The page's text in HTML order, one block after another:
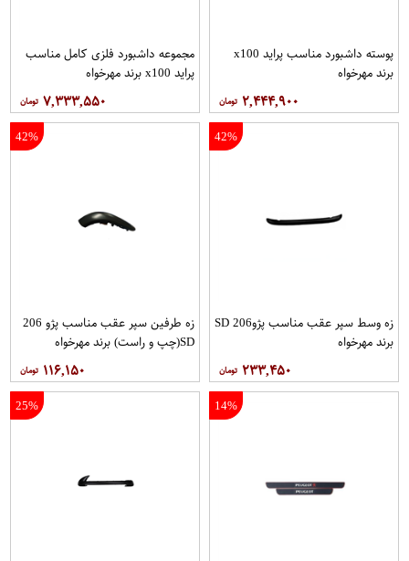
پوسته داشبورد مناسب پراید x100
برند مهرخواه
۲,۴۴۴,۹۰۰
مجموعه داشبورد فلزی كامل مناسب
پراید x100 برند مهرخواه
۷,۳۳۳,۵۵۰
42%
زه وسط سپر عقب مناسب پژو206 SD
برند مهرخواه
۲۳۳,۴۵۰
42%
زه طرفین سپر عقب مناسب پژو 206
SD(چپ و راست) برند مهرخواه
۱۱۶,۱۵۰
14%
25%